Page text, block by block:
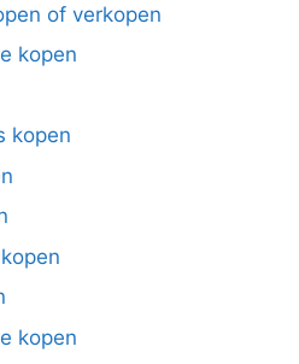
of verkopen
kopen
kopen
kopen